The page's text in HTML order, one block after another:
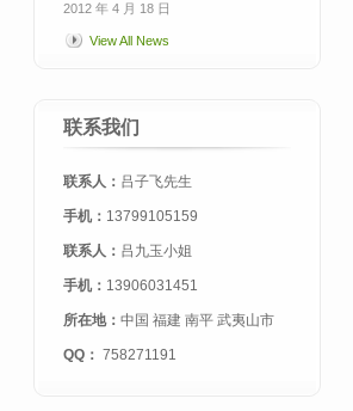
2012 年 4 月 18 日
View All News
联系我们
联系人： 吕子飞先生
手机： 13799105159
联系人： 吕九玉小姐
手机： 13906031451
所在地： 中国 福建 南平 武夷山市
QQ： 758271191